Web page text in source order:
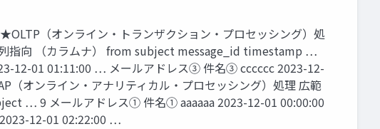
（オンライン・トランザクション・プロセッシング）処
指向 （カラムナ） from subject message_id timestamp …
12-01 01:11:00 … メールアドレス③ 件名③ cccccc 2023-12-
オンライン・アナリティカル・プロセッシング）処理 広範
… 9 メールアドレス① 件名① aaaaaa 2023-12-01 00:00:00
12-01 02:22:00 …